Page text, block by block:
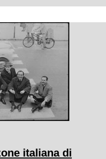
italiana di